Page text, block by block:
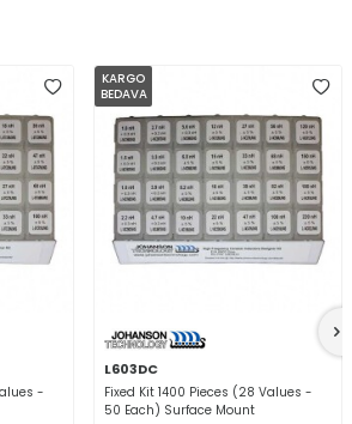
-
KARGO
BEDAVA
L603DC
Fixed Kit 1400 Pieces (28 Values -
50 Each) Surface Mount